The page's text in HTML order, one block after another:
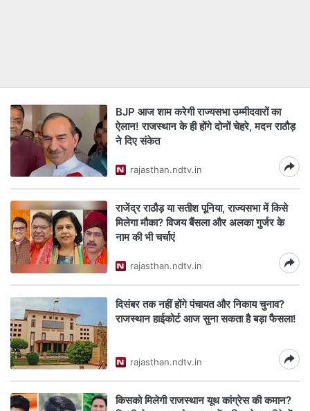
BJP आज शाम करेगी राज्यसभा उम्मीदवारों का
ऐलान! राजस्थान के ही होंगे दोनों चेहरे, मदन राठौड़
ने दिए संकेत
rajasthan.ndtv.in
राजेंद्र राठौड़ या सतीश पूनिया, राज्यसभा में किसे
मिलेगा मौका? विजय बैंसला और अलका गुर्जर के
नाम की भी चर्चाएं
rajasthan.ndtv.in
दिसंबर तक नहीं होंगे पंचायत और निकाय चुनाव?
राजस्थान हाईकोर्ट आज सुना सकता है बड़ा फैसला!
rajasthan.ndtv.in
किसको मिलेगी राजस्थान यूथ कांग्रेस की कमान?